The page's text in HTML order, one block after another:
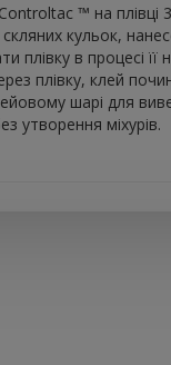
™ на
кульок,
плівку в процесі
плівку, клей
шарі для
утворення міхурів.